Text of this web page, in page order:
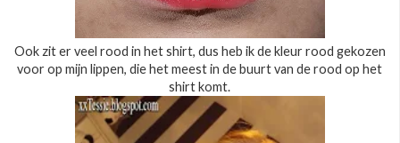
Ook zit er veel rood in het shirt, dus heb ik de kleur rood gekozen
voor op mijn lippen, die het meest in de buurt van de rood op het
shirt komt.